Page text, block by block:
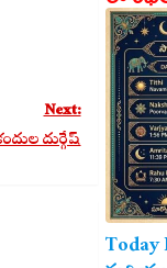
Next:
దుర్గేష్